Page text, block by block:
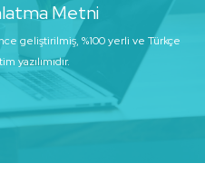
Metni
geliştirilmiş, %100 yerli ve Türkçe
yazılımıdır.